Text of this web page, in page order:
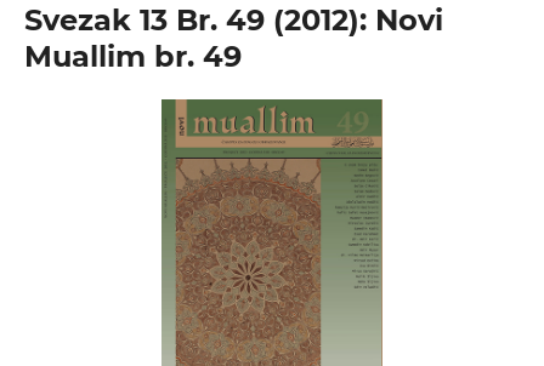
Svezak 13 Br. 49 (2012): Novi
Muallim br. 49